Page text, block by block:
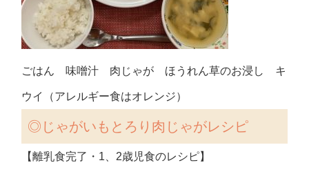
ごはん 味噌汁 肉じゃが ほうれん草のお浸し キ
ウイ（アレルギー食はオレンジ）
◎ じゃがいもとろり肉じゃがレシピ
【離乳食完了・1、2歳児食のレシピ】